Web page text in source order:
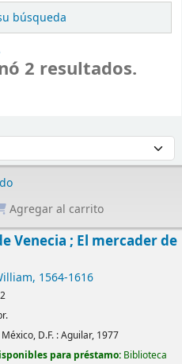
búsqueda
2 resultados.
Agregar al carrito
Venecia ; El mercader de
, 1564-1616
México, D.F. :Aguilar, 1977
para préstamo: Biblioteca